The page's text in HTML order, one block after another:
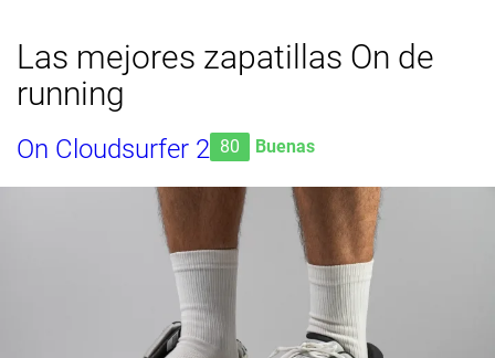
Las mejores zapatillas On de
running
On Cloudsurfer 2 80 Buenas